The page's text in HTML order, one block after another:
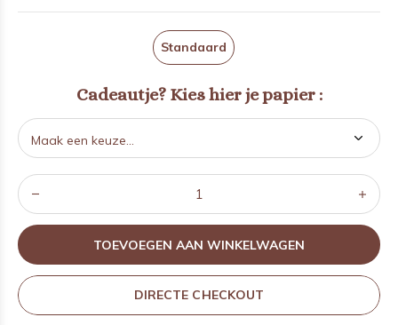
Standaard
Cadeautje? Kies hier je papier :
TOEVOEGEN AAN WINKELWAGEN
DIRECTE CHECKOUT